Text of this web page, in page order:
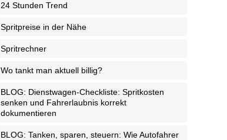
24 Stunden Trend
Spritpreise in der Nähe
Spritrechner
Wo tankt man aktuell billig?
BLOG: Dienstwagen-Checkliste: Spritkosten
senken und Fahrerlaubnis korrekt
dokumentieren
BLOG: Tanken, sparen, steuern: Wie Autofahrer